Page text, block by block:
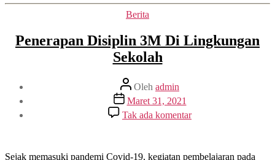
Kategori
Berita
Penerapan Disiplin 3M Di Lingkungan
Sekolah
Penulis
artikel
Oleh admin
Tanggal
artikel
Maret 31, 2021
Tak ada komentarpada
Penerapan
Di
Sejak memasuki pandemi Covid-19, kegiatan pembelajaran pada